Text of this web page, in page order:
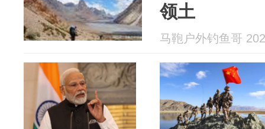
领土
马鞄户外钓鱼哥